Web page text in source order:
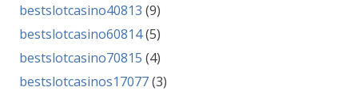
bestslotcasino40813 (9)
bestslotcasino60814(5)
bestslotcasino70815 (4)
bestslotcasinos17077(3)